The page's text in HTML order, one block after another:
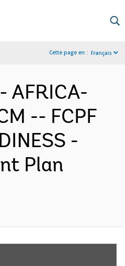
Cette page en : Français
AFRICA-
-- FCPF
-
Plan